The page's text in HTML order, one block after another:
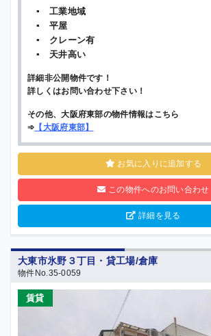
▪ 工業地域
▪ 平屋
▪ クレーン有
▪ 天井高い
詳細非公開物件です！
詳しくはお問い合わせ下さい！
その他、大阪府東部の物件情報はこちら
➾ 【大阪府東部】
お気に入りに追加する
この物件へのお問い合わせ
詳細を見る
大東市氷野３丁目・貸工場/倉庫
物件No.35-0059
賃貸